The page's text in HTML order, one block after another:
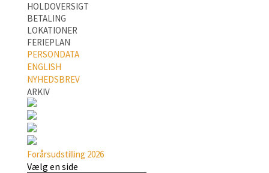
HOLDOVERSIGT
BETALING
LOKATIONER
FERIEPLAN
PERSONDATA
ENGLISH
NYHEDSBREV
ARKIV
Forårsudstilling 2026
Vælg en side